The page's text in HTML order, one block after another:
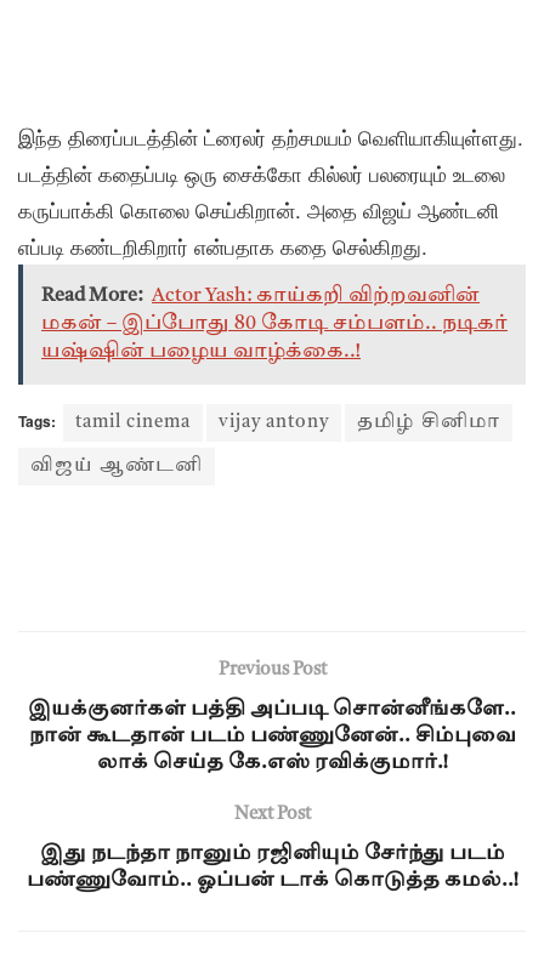
இந்த திரைப்படத்தின் ட்ரைலர் தற்சமயம் வெளியாகியுள்ளது.
படத்தின் கதைப்படி ஒரு சைக்கோ கில்லர் பலரையும் உடலை
கருப்பாக்கி கொலை செய்கிறான். அதை விஜய் ஆண்டனி
எப்படி கண்டறிகிறார் என்பதாக கதை செல்கிறது.
Read More: Actor Yash: காய்கறி விற்றவனின்
மகன் – இப்போது 80 கோடி சம்பளம்.. நடிகர்
யஷ்ஷின் பழைய வாழ்க்கை..!
Tags: tamil cinema vijay antony தமிழ் சினிமா
விஜய் ஆண்டனி
Previous Post
இயக்குனர்கள் பத்தி அப்படி சொன்னீங்களே..
நான் கூடதான் படம் பண்ணுனேன்.. சிம்புவை
லாக் செய்த கே.எஸ் ரவிக்குமார்.!
Next Post
இது நடந்தா நானும் ரஜினியும் சேர்ந்து படம்
பண்ணுவோம்.. ஓப்பன் டாக் கொடுத்த கமல்..!